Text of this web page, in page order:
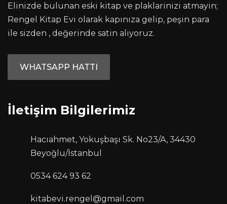
Elinizde bulunan eski kitap ve plaklarinizi atmayin;
Rengel Kitap Evi olarak kapınıza gelip, peşin para
ile sizden , değerinde satin aliyoruz.
WHATSAPP HATTI
İletişim Bilgilerimiz
Hacıahmet, Yokuşbaşı Sk. No23/A, 34430
Beyoğlu/İstanbul
0534 624 93 62
kitabevi.rengel@gmail.com